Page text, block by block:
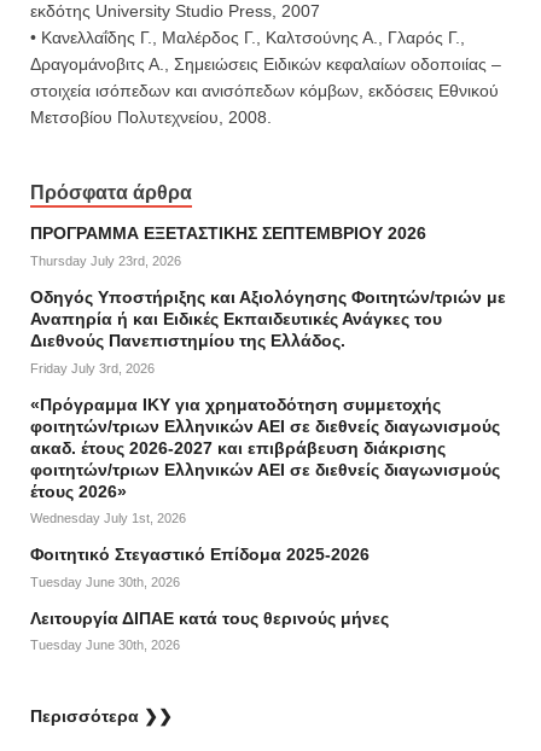
εκδότης University Studio Press, 2007
• Κανελλαΐδης Γ., Μαλέρδος Γ., Καλτσούνης Α., Γλαρός Γ.,
Δραγομάνοβιτς Α., Σημειώσεις Ειδικών κεφαλαίων οδοποιίας –
στοιχεία ισόπεδων και ανισόπεδων κόμβων, εκδόσεις Εθνικού
Μετσοβίου Πολυτεχνείου, 2008.
Πρόσφατα άρθρα
ΠΡΟΓΡΑΜΜΑ ΕΞΕΤΑΣΤΙΚΗΣ ΣΕΠΤΕΜΒΡΙΟΥ 2026
Thursday July 23rd, 2026
Οδηγός Υποστήριξης και Αξιολόγησης Φοιτητών/τριών με
Αναπηρία ή και Ειδικές Εκπαιδευτικές Ανάγκες του
Διεθνούς Πανεπιστημίου της Ελλάδος.
Friday July 3rd, 2026
«Πρόγραμμα ΙΚΥ για χρηματοδότηση συμμετοχής
φοιτητών/τριων Ελληνικών ΑΕΙ σε διεθνείς διαγωνισμούς
ακαδ. έτους 2026-2027 και επιβράβευση διάκρισης
φοιτητών/τριων Ελληνικών ΑΕΙ σε διεθνείς διαγωνισμούς
έτους 2026»
Wednesday July 1st, 2026
Φοιτητικό Στεγαστικό Επίδομα 2025-2026
Tuesday June 30th, 2026
Λειτουργία ΔΙΠΑΕ κατά τους θερινούς μήνες
Tuesday June 30th, 2026
Περισσότερα ❯❯